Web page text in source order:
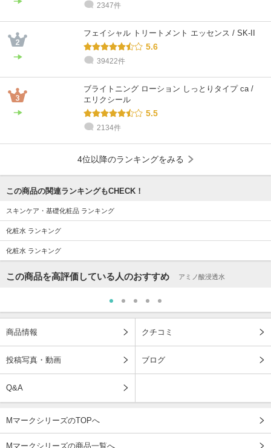
2347件
フェイシャル トリートメント エッセンス / SK-II
5.6
39422件
ブライトニング ローション しっとりタイプ ca /
エリクシール
5.5
2134件
4位以降のランキングをみる
この商品の関連ランキングもCHECK！
スキンケア・基礎化粧品 ランキング
化粧水 ランキング
化粧水 ランキング
この商品を高評価している人のおすすめ アミノ酸浸透水
商品情報 クチコミ
投稿写真・動画 ブログ
Q&A
MマークシリーズのTOPへ
Mマークシリーズの商品一覧へ